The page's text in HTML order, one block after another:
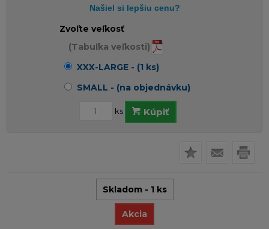
Zvoľte veľkosť
(Tabuľka veľkosti)
XXX-LARGE - (1 ks)
SMALL - (na objednávku)
ks Kúpiť
Skladom - 1 ks
Akcia